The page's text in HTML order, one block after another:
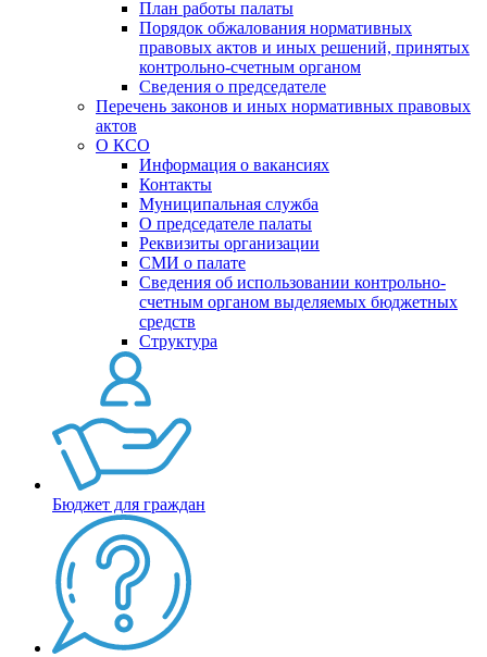
План работы палаты
Порядок обжалования нормативных
правовых актов и иных решений, принятых
контрольно-счетным органом
Сведения о председателе
Перечень законов и иных нормативных правовых
актов
О КСО
Информация о вакансиях
Контакты
Муниципальная служба
О председателе палаты
Реквизиты организации
СМИ о палате
Сведения об использовании контрольно-
счетным органом выделяемых бюджетных
средств
Структура
Бюджет для граждан